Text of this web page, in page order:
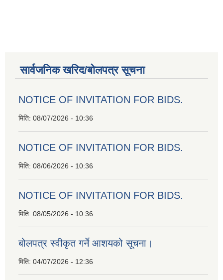
सार्वजनिक खरिद/बोलपत्र सूचना
NOTICE OF INVITATION FOR BIDS.
मिति: 08/07/2026 - 10:36
NOTICE OF INVITATION FOR BIDS.
मिति: 08/06/2026 - 10:36
NOTICE OF INVITATION FOR BIDS.
मिति: 08/05/2026 - 10:36
बोलपत्र स्वीकृत गर्ने आशयको सूचना।
मिति: 04/07/2026 - 12:36